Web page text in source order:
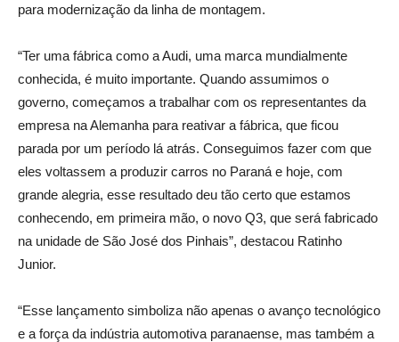
para modernização da linha de montagem.
“Ter uma fábrica como a Audi, uma marca mundialmente
conhecida, é muito importante. Quando assumimos o
governo, começamos a trabalhar com os representantes da
empresa na Alemanha para reativar a fábrica, que ficou
parada por um período lá atrás. Conseguimos fazer com que
eles voltassem a produzir carros no Paraná e hoje, com
grande alegria, esse resultado deu tão certo que estamos
conhecendo, em primeira mão, o novo Q3, que será fabricado
na unidade de São José dos Pinhais”, destacou Ratinho
Junior.
“Esse lançamento simboliza não apenas o avanço tecnológico
e a força da indústria automotiva paranaense, mas também a